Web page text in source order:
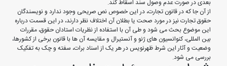
بعدی در صورت عدم وصول سند اسقاط کند.
از آن جا که در قانون تجارت، در این خصوص نص صریحی وجود ندارد و نویسندگان
حقوق تجارت نیز در مورد صحت یا بطلان آن اختلاف نظر دارند، در این قسمت درباره
این موضوع بحث می شود و طی آن با استفاده از نظریات استادان حقوق، مقررات
بین المللی، کنوانسیون های ژنو و آنستیرال و مقایسه آن ها با قانون برخی از کشورها،
وضعیت و آثار این شرط ظهرنویس در هر یک از اسناد برات، سفته و چک به تفکیک
بررسی می شود.